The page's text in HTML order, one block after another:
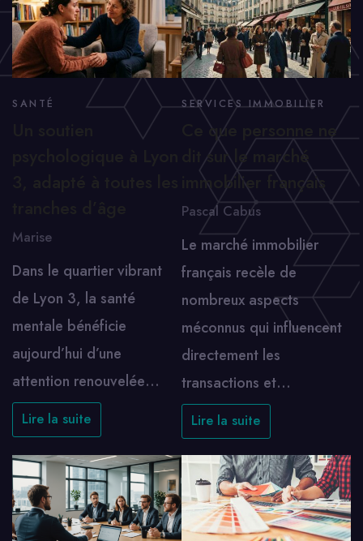
SANTÉ
Marise
Dans le quartier vibrant
de Lyon 3, la santé
mentale bénéficie
aujourd’hui d’une
attention renouvelée…
Lire la suite
SERVICES IMMOBILIER
Ce que personne ne
dit sur le marché
immobilier français
Pascal Cabus
Le marché immobilier
français recèle de
nombreux aspects
méconnus qui influencent
directement les
transactions et…
Lire la suite